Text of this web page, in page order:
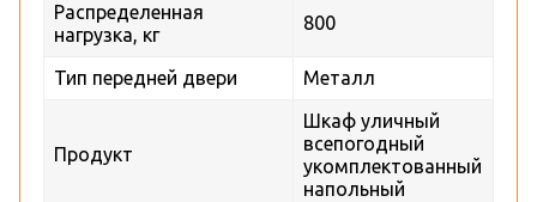
Распределенная
нагрузка, кг
800
Тип передней двери Металл
Продукт
Шкаф уличный
всепогодный
укомплектованный
напольный